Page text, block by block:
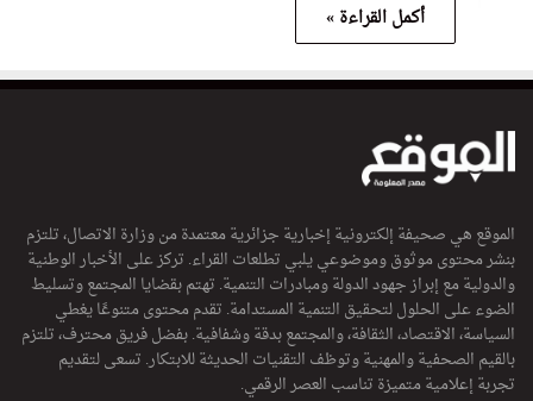
أكمل القراءة »
الموقع هي صحيفة إلكترونية إخبارية جزائرية معتمدة من وزارة الاتصال، تلتزم
بنشر محتوى موثوق وموضوعي يلبي تطلعات القراء. تركز على الأخبار الوطنية
والدولية مع إبراز جهود الدولة ومبادرات التنمية. تهتم بقضايا المجتمع وتسليط
الضوء على الحلول لتحقيق التنمية المستدامة. تقدم محتوى متنوعًا يغطي
السياسة، الاقتصاد، الثقافة، والمجتمع بدقة وشفافية. بفضل فريق محترف، تلتزم
بالقيم الصحفية والمهنية وتوظف التقنيات الحديثة للابتكار. تسعى لتقديم
تجربة إعلامية متميزة تناسب العصر الرقمي.